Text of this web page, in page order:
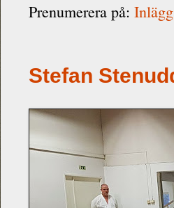
Prenumerera på:
Stefan